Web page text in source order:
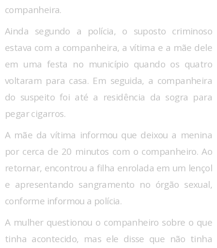
companheira.
Ainda segundo a polícia, o suposto criminoso
estava com a companheira, a vítima e a mãe dele
em uma festa no município quando os quatro
voltaram para casa. Em seguida, a companheira
do suspeito foi até a residência da sogra para
pegar cigarros.
A mãe da vítima informou que deixou a menina
por cerca de 20 minutos com o companheiro. Ao
retornar, encontrou a filha enrolada em um lençol
e apresentando sangramento no órgão sexual,
conforme informou a polícia.
A mulher questionou o companheiro sobre o que
tinha acontecido, mas ele disse que não tinha